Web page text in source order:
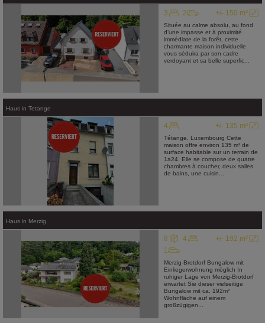
+/- 150 m²
3 2
Située au calme absolu, au fond
d’une impasse et à proximité
immédiate de la forêt, cette
charmante maison individuelle
vous séduira par son cadre
verdoyant et sa belle superfic...
Haus in Tetange
+/- 135 m²
4
Tétange, Luxembourg Cette
maison offre environ 135 m² de
surface habitable sur un terrain de
1a24. Elle se compose de quatre
chambres à coucher, deux salles
de bains, une cuisin...
Haus in Merzig
+/- 192 m²
8
4
1
Merzig-Brotdorf Bungalow mit
Einliegerwohnung möglich In
ruhiger Lage von Merzig-Brotdorf
erwartet Sie dieser vielseitige
Bungalow mit ca. 192m²
Wohnfläche auf einem
großzügigen...